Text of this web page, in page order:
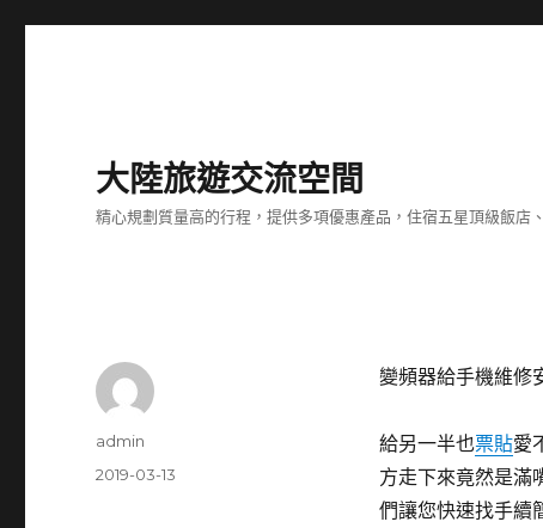
大陸旅遊交流空間
精心規劃質量高的行程，提供多項優惠產品，住宿五星頂級飯
變頻器給手機維修
給另一半也票貼愛
方走下來竟然是滿
們讓您快速找手續
作
admin
發
2019-03-13